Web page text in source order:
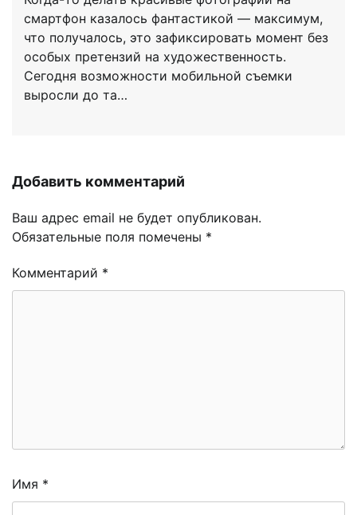
смартфон казалось фантастикой — максимум,
что получалось, это зафиксировать момент без
особых претензий на художественность.
Сегодня возможности мобильной съемки
выросли до та…
Добавить комментарий
Ваш адрес email не будет опубликован.
Обязательные поля помечены *
Комментарий *
Имя *